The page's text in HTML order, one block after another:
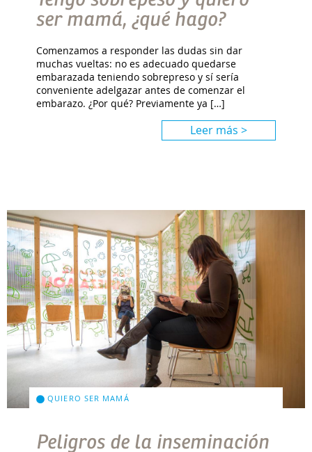
ser mamá, ¿qué hago?
Comenzamos a responder las dudas sin dar
muchas vueltas: no es adecuado quedarse
embarazada teniendo sobrepreso y sí sería
conveniente adelgazar antes de comenzar el
embarazo. ¿Por qué? Previamente ya […]
Leer más >
QUIERO SER MAMÁ
Peligros de la inseminación